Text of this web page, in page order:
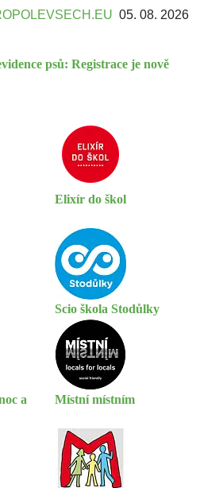
05. 08. 2026
psů: Registrace je nově
Elixír do škol
Scio škola Stodůlky
a
Místní místním